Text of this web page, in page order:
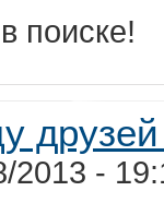
поиске!
2013 -